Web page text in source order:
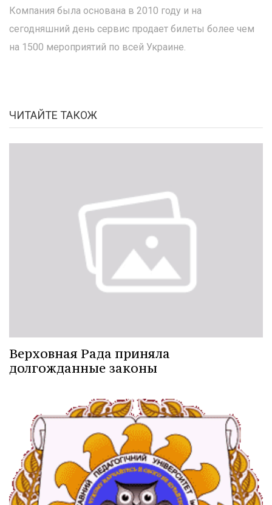
Компания была основана в 2010 году и на
сегодняшний день сервис продает билеты более чем
на 1500 мероприятий по всей Украине.
ЧИТАЙТЕ ТАКОЖ
Верховная Рада приняла
долгожданные законы